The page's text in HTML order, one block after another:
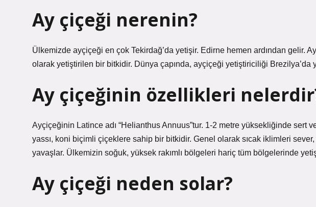
Ay çiçeği nerenin?
Ülkemizde ayçiçeği en çok Tekirdağ’da yetişir. Edirne hemen ardından gelir.
olarak yetiştirilen bir bitkidir. Dünya çapında, ayçiçeği yetiştiriciliği Brezilya’da
Ay çiçeğinin özellikleri
Ayçiçeğinin Latince adı “Helianthus Annuus”tur. 1-2 metre yüksekliğinde sert
yassı, koni biçimli çiçeklere sahip bir bitkidir. Genel olarak sıcak iklimleri
yavaşlar. Ülkemizin soğuk, yüksek rakımlı bölgeleri hariç tüm bölgelerinde
Ay çiçeği neden solar?